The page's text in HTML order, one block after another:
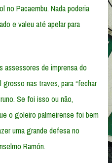
no Pacaembu. Nada poderia
e valeu até apelar para
assessores de imprensa do
nas traves, para “fechar
Se foi isso ou não,
o goleiro palmeirense foi bem
uma grande defesa no
Ramón.